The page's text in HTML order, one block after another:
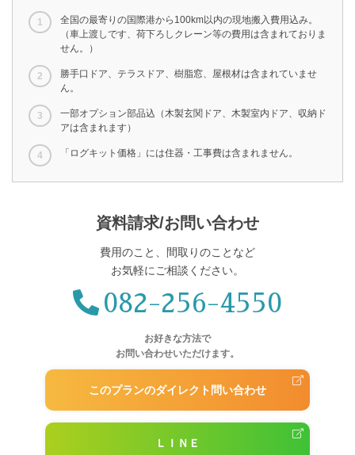
全国の最寄りの国際港から100km以内の現地搬入費用込み。
（車上渡しです、荷下ろしクレーン等の費用は含まれておりま
せん。）
勝手口ドア、テラスドア、樹脂窓、屋根材は含まれていませ
ん。
一部オプション部品込（木製玄関ドア、木製室内ドア、収納ド
アは含まれます）
「ログキット価格」には住器・工事費は含まれません。
資料請求/お問い合わせ
費用のこと、間取りのことなど
お気軽にご相談ください。
082-256-4550
お好きな方法で
お問い合わせいただけます。
このプランのダイレクト問い合わせ
ＬＩＮＥ